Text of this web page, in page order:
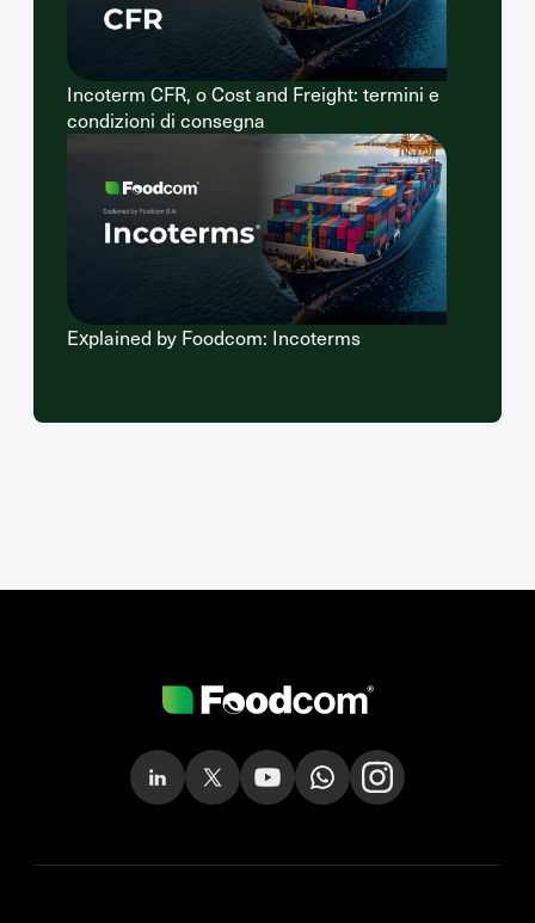
Incoterm CFR, o Cost and Freight: termini e
condizioni di consegna
Explained by Foodcom: Incoterms